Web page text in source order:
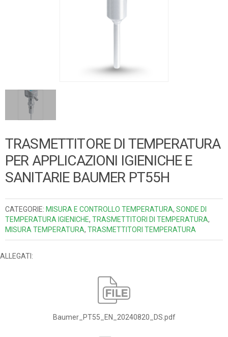
TRASMETTITORE DI TEMPERATURA
PER APPLICAZIONI IGIENICHE E
SANITARIE BAUMER PT55H
CATEGORIE: MISURA E CONTROLLO TEMPERATURA, SONDE DI
TEMPERATURA IGIENICHE, TRASMETTITORI DI TEMPERATURA,
MISURA TEMPERATURA, TRASMETTITORI TEMPERATURA
ALLEGATI:
Baumer_PT55_EN_20240820_DS.pdf